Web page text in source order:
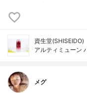
資生堂(SHISEIDO)
アルティミューン
メグ